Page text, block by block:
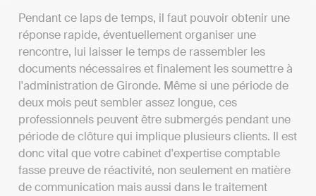
Pendant ce laps de temps, il faut pouvoir obtenir une
réponse rapide, éventuellement organiser une
rencontre, lui laisser le temps de rassembler les
documents nécessaires et finalement les soumettre à
l'administration de Gironde. Même si une période de
deux mois peut sembler assez longue, ces
professionnels peuvent être submergés pendant une
période de clôture qui implique plusieurs clients. Il est
donc vital que votre cabinet d'expertise comptable
fasse preuve de réactivité, non seulement en matière
de communication mais aussi dans le traitement